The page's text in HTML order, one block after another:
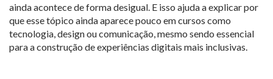
ainda acontece de forma desigual. E isso ajuda a explicar por
que esse tópico ainda aparece pouco em cursos como
tecnologia, design ou comunicação, mesmo sendo essencial
para a construção de experiências digitais mais inclusivas.